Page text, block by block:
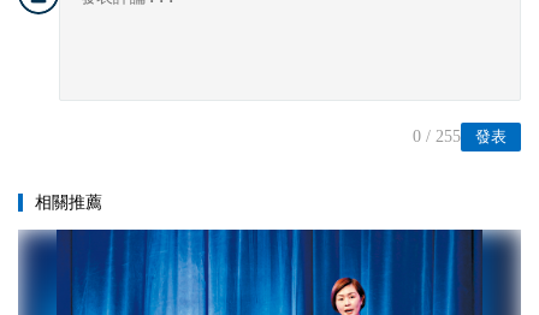
發表
0 / 255
相關推薦